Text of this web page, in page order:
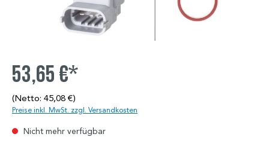
53,65 €*
(Netto: 45,08 €)
Preise inkl. MwSt. zzgl. Versandkosten
Nicht mehr verfügbar